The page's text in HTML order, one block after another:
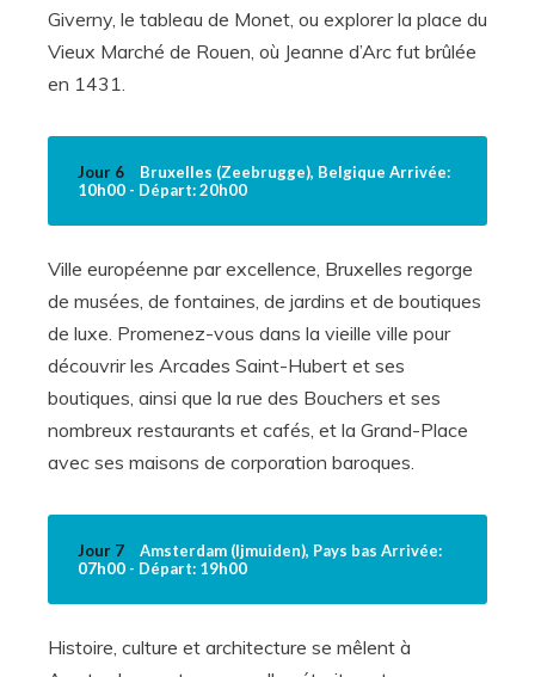
Giverny, le tableau de Monet, ou explorer la place du
Vieux Marché de Rouen, où Jeanne d’Arc fut brûlée
en 1431.
Jour 6
Bruxelles (Zeebrugge), Belgique Arrivée:
10h00 - Départ: 20h00
Ville européenne par excellence, Bruxelles regorge
de musées, de fontaines, de jardins et de boutiques
de luxe. Promenez-vous dans la vieille ville pour
découvrir les Arcades Saint-Hubert et ses
boutiques, ainsi que la rue des Bouchers et ses
nombreux restaurants et cafés, et la Grand-Place
avec ses maisons de corporation baroques.
Jour 7
Amsterdam (Ijmuiden), Pays bas Arrivée:
07h00 - Départ: 19h00
Histoire, culture et architecture se mêlent à